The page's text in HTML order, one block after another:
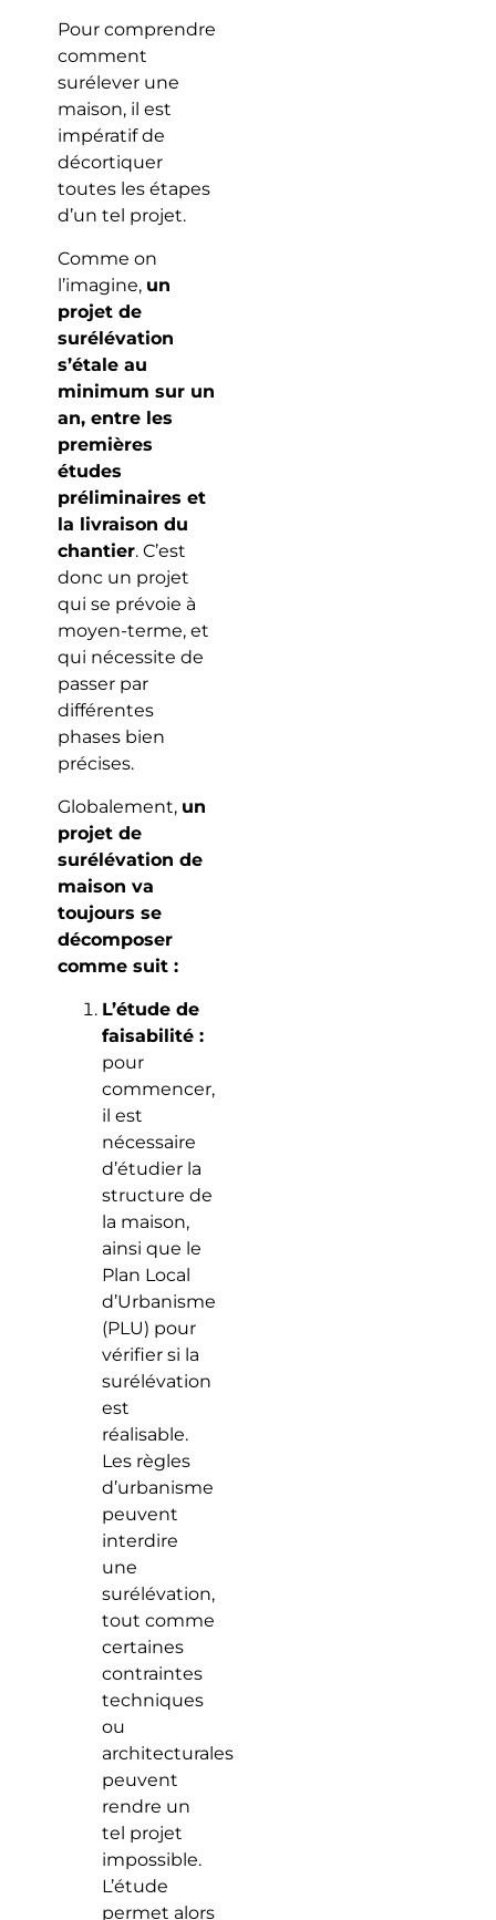
Pour comprendre
comment
surélever une
maison, il est
impératif de
décortiquer
toutes les étapes
d’un tel projet.
Comme on
l’imagine, un
projet de
surélévation
s’étale au
minimum sur un
an, entre les
premières
études
préliminaires et
la livraison du
chantier. C’est
donc un projet
qui se prévoie à
moyen-terme, et
qui nécessite de
passer par
différentes
phases bien
précises.
Globalement, un
projet de
surélévation de
maison va
toujours se
décomposer
comme suit :
L’étude de
faisabilité :
pour
commencer,
il est
nécessaire
d’étudier la
structure de
la maison,
ainsi que le
Plan Local
d’Urbanisme
(PLU) pour
vérifier si la
surélévation
est
réalisable.
Les règles
d’urbanisme
peuvent
interdire
une
surélévation,
tout comme
certaines
contraintes
techniques
ou
architecturales
peuvent
rendre un
tel projet
impossible.
L’étude
permet alors